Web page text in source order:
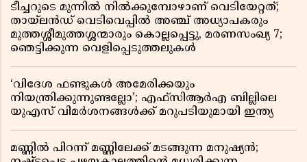
ടീച്ചറുടെ മുന്നിൽ നിൽക്കുമ്പോഴാണ് വെടിയേറ്റത്;
തായ്‌ലൻഡ് വെടിവെപ്പിൽ അഞ്ച് അധ്യാപകരും
മുത്തശ്ശീമുത്തശ്ശന്മാരും കൊല്ലപ്പെട്ടു, മരണസംഖ്യ 7;
ഞെട്ടിക്കുന്ന വെളിപ്പെടുത്തലുകൾ
‘വിദേശ ഫണ്ടുകൾ അമേരിക്കയും
നിയന്ത്രിക്കുന്നുണ്ടല്ലോ’; എഫ്സിആർഎ ബില്ലിലെ
യുഎസ് വിമർശനങ്ങൾക്ക് മറുപടിയുമായി ഇന്ത്യ
മണ്ണിൽ പിറന്ന് മണ്ണിലേക്ക് മടങ്ങുന്ന മനുഷ്യൻ;